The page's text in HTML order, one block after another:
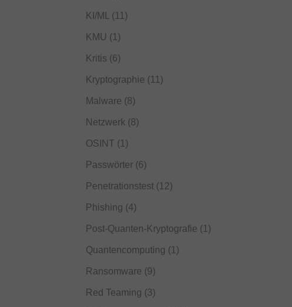
KI/ML (11)
KMU (1)
Kritis (6)
Kryptographie (11)
Malware (8)
Netzwerk (8)
OSINT (1)
Passwörter(6)
Penetrationstest(12)
Phishing (4)
Post-Quanten-Kryptografie (1)
Quantencomputing (1)
Ransomware (9)
Red Teaming (3)